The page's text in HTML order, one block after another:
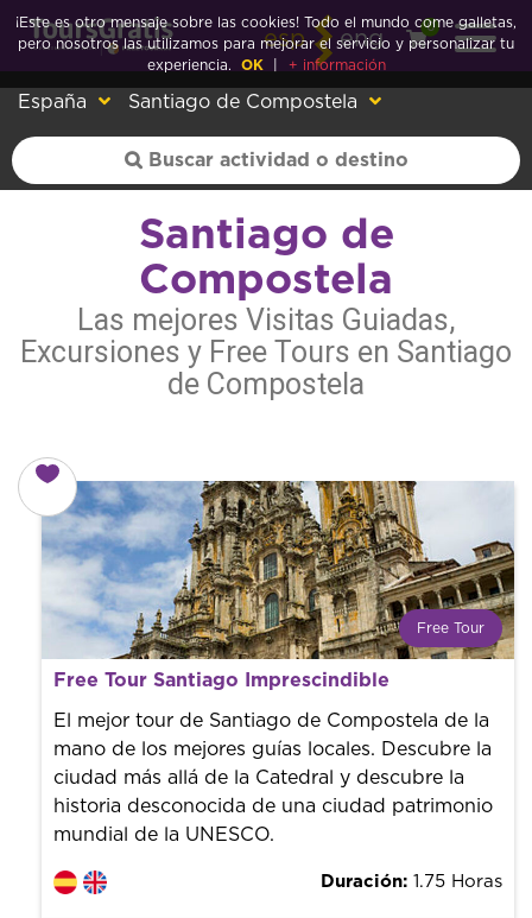
esp eng
0
España Santiago de Compostela
Santiago de
Compostela
Las mejores Visitas Guiadas,
Excursiones y Free Tours en Santiago
de Compostela
Free Tour
¿Qué es un FREE TOUR?
Tendencia mundial en rutas turísticas. Reserva sin coste
con un guía profesional. ¡El precio es libre! Por lo que al
finalizar la experiencia tú le pones el precio.
Free Tour Santiago Imprescindible
El mejor tour de Santiago de Compostela de la
mano de los mejores guías locales. Descubre la
ciudad más allá de la Catedral y descubre la
historia desconocida de una ciudad patrimonio
mundial de la UNESCO.
Duración: 1.75 Horas
¡Este es otro mensaje sobre las cookies! Todo el mundo come galletas,
pero nosotros las utilizamos para mejorar el servicio y personalizar tu
experiencia.
OK + información